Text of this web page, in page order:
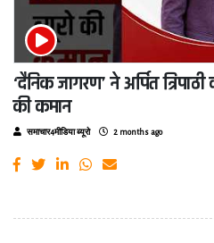
‘दैनिक जागरण’ ने अर्पित
की कमान
समाचार4मीडिया ब्यूरो 2 months ago